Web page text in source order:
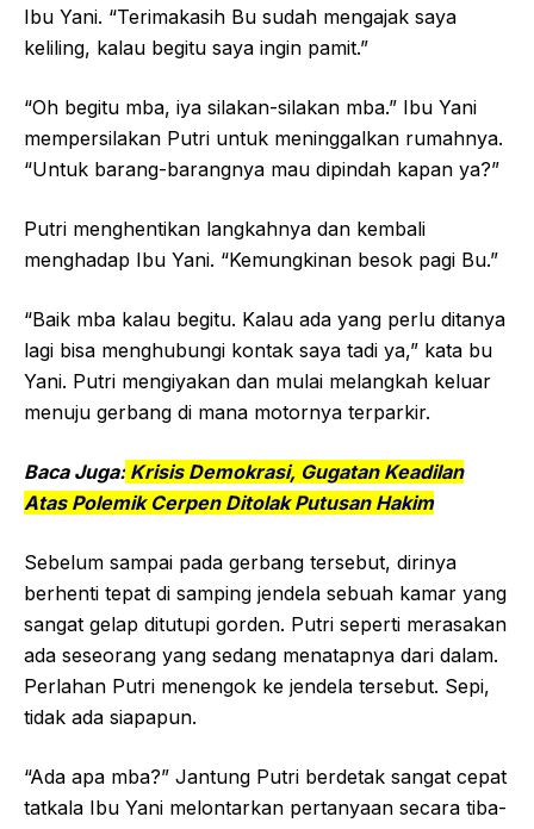
Ibu Yani. “Terimakasih Bu sudah mengajak saya
keliling, kalau begitu saya ingin pamit.”
“Oh begitu mba, iya silakan-silakan mba.” Ibu Yani
mempersilakan Putri untuk meninggalkan rumahnya.
“Untuk barang-barangnya mau dipindah kapan ya?”
Putri menghentikan langkahnya dan kembali
menghadap Ibu Yani. “Kemungkinan besok pagi Bu.”
“Baik mba kalau begitu. Kalau ada yang perlu ditanya
lagi bisa menghubungi kontak saya tadi ya,” kata bu
Yani. Putri mengiyakan dan mulai melangkah keluar
menuju gerbang di mana motornya terparkir.
Baca Juga: Krisis Demokrasi, Gugatan Keadilan
Atas Polemik Cerpen Ditolak Putusan Hakim
Sebelum sampai pada gerbang tersebut, dirinya
berhenti tepat di samping jendela sebuah kamar yang
sangat gelap ditutupi gorden. Putri seperti merasakan
ada seseorang yang sedang menatapnya dari dalam.
Perlahan Putri menengok ke jendela tersebut. Sepi,
tidak ada siapapun.
“Ada apa mba?” Jantung Putri berdetak sangat cepat
tatkala Ibu Yani melontarkan pertanyaan secara tiba-